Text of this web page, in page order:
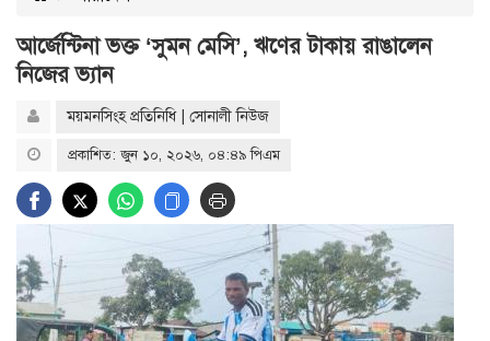
আর্জেন্টিনা ভক্ত ‘সুমন মেসি’, ঋণের টাকায় রাঙালেন
নিজের ভ্যান
ময়মনসিংহ প্রতিনিধি | সোনালী নিউজ
প্রকাশিত: জুন ১০, ২০২৬, ০৪:৪৯ পিএম